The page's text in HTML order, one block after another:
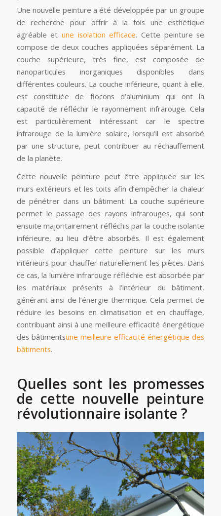
Une nouvelle peinture a été développée par un groupe
de recherche pour offrir à la fois une esthétique
agréable et une isolation efficace. Cette peinture se
compose de deux couches appliquées séparément. La
couche supérieure, très fine, est composée de
nanoparticules inorganiques disponibles dans
différentes couleurs. La couche inférieure, quant à elle,
est constituée de flocons d’aluminium qui ont la
capacité de réfléchir le rayonnement infrarouge. Cela
est particulièrement intéressant car le spectre
infrarouge de la lumière solaire, lorsqu’il est absorbé
par une structure, peut contribuer au réchauffement
de la planète.
Cette nouvelle peinture peut être appliquée sur les
murs extérieurs et les toits afin d’empêcher la chaleur
de pénétrer dans un bâtiment. La couche supérieure
permet le passage des rayons infrarouges, qui sont
ensuite majoritairement réfléchis par la couche isolante
inférieure, au lieu d’être absorbés. Il est également
possible d’appliquer cette peinture sur les murs
intérieurs pour chauffer naturellement les pièces. Dans
ce cas, la lumière infrarouge réfléchie est absorbée par
les matériaux présents à l’intérieur du bâtiment,
générant ainsi de l’énergie thermique. Cela permet de
réduire les besoins en climatisation et en chauffage,
contribuant ainsi à une meilleure efficacité énergétique
des bâtimentsune meilleure efficacité énergétique des
bâtiments.
Quelles sont les promesses
de cette nouvelle peinture
révolutionnaire isolante ?